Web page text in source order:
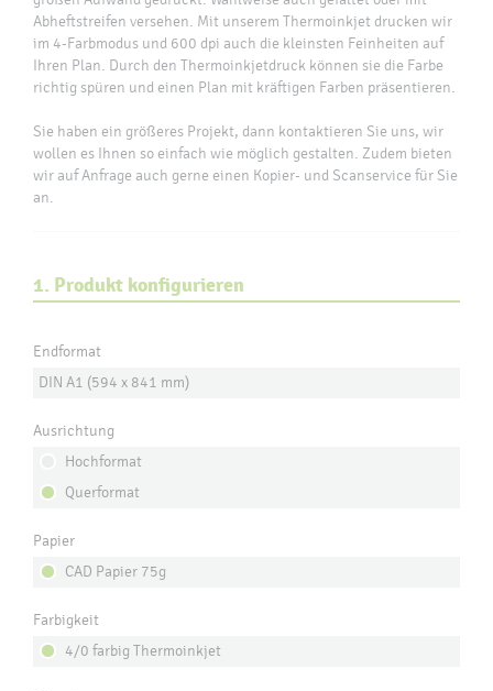
Abheftstreifen versehen. Mit unserem Thermoinkjet drucken wir
im 4-Farbmodus und 600 dpi auch die kleinsten Feinheiten auf
Ihren Plan. Durch den Thermoinkjetdruck können sie die Farbe
richtig spüren und einen Plan mit kräftigen Farben präsentieren.
Sie haben ein größeres Projekt, dann kontaktieren Sie uns, wir
wollen es Ihnen so einfach wie möglich gestalten. Zudem bieten
wir auf Anfrage auch gerne einen Kopier- und Scanservice für Sie
an.
1. Produkt konfigurieren
Endformat
DIN A1 (594 x 841 mm)
Ausrichtung
Hochformat
Querformat
Papier
CAD Papier 75g
Farbigkeit
4/0 farbig Thermoinkjet